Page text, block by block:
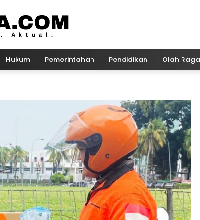
Hukum Pemerintahan Pendidikan Olah Raga